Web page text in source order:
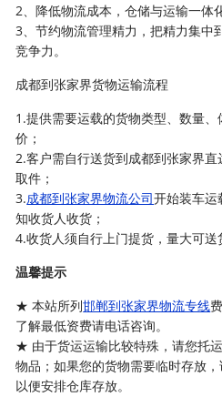
2、降低物流成本，仓储与运输一体
3、节约物流管理精力，把精力集中
竞争力。
成都到张家界货物运输流程
1.提供需要运载的货物类型、数量
价；
2.客户需自行送货到成都到张家界
取件；
3.成都到张家界物流公司开始装车运
知收货人收货；
4.收货人须自行上门提货，量大可送
温馨提示
★ 本站所列邯郸到张家界物流专线
了解最低资费请电话咨询。
★ 由于货运运输比较特殊，请您托
物品；如果您的货物需要临时存放
以便安排仓库存放。